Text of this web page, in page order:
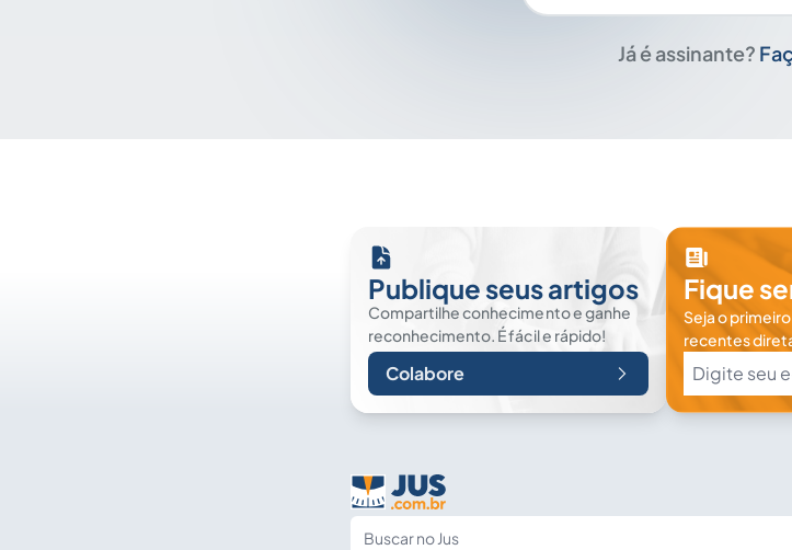
Já é assinante?
Publique seus artigos
Compartilhe conhecimento e ganhe
reconhecimento. É fácil e rápido!
Colabore
Fique
Seja o
recentes